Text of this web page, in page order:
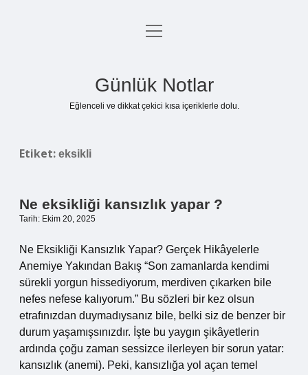
Anasayfa
menüyü
Günlük Notlar
Eğlenceli ve dikkat çekici kısa içeriklerle dolu.
Etiket: eksikli
Ne eksikliği kansızlık yapar ?
Tarih: Ekim 20, 2025
Ne Eksikliği Kansızlık Yapar? Gerçek Hikâyelerle
Anemiye Yakından Bakış “Son zamanlarda kendimi
sürekli yorgun hissediyorum, merdiven çıkarken bile
nefes nefese kalıyorum.” Bu sözleri bir kez olsun
etrafınızdan duymadıysanız bile, belki siz de benzer bir
durum yaşamışsınızdır. İşte bu yaygın şikâyetlerin
ardında çoğu zaman sessizce ilerleyen bir sorun yatar:
kansızlık (anemi). Peki, kansızlığa yol açan temel